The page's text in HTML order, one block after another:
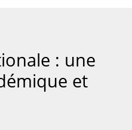
: une
et